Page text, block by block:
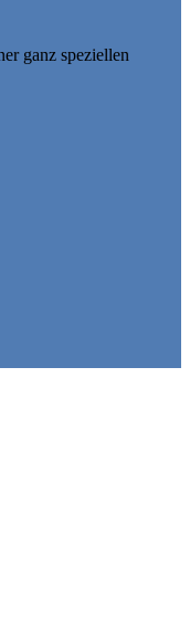
ganz speziellen